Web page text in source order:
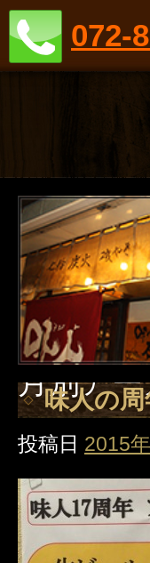
072-
月別ア
味人の周
投稿日 2015